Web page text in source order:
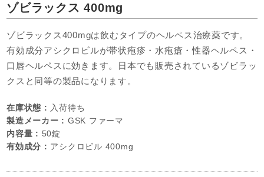
ゾビラックス 400mg
ゾビラックス400mgは飲むタイプのヘルペス治療薬です。
有効成分アシクロビルが帯状疱疹・水疱瘡・性器ヘルペス・
口唇ヘルペスに効きます。日本でも販売されているゾビラッ
クスと同等の製品になります。
在庫状態 : 入荷待ち
製造メーカー : GSK ファーマ
内容量 : 50錠
有効成分 : アシクロビル 400mg